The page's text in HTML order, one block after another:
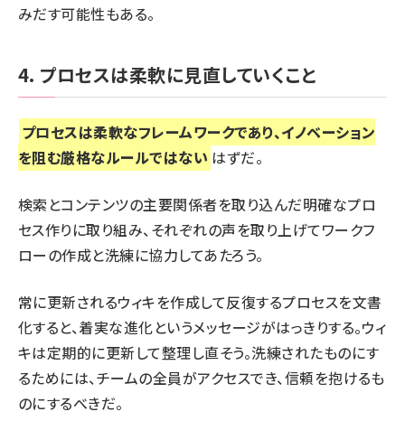
みだす可能性もある。
4. プロセスは柔軟に見直していくこと
プロセスは柔軟なフレームワークであり、イノベーション
を阻む厳格なルールではない はずだ。
検索とコンテンツの主要関係者を取り込んだ明確なプロ
セス作りに取り組み、それぞれの声を取り上げてワークフ
ローの作成と洗練に協力してあたろう。
常に更新されるウィキを作成して反復するプロセスを文書
化すると、着実な進化というメッセージがはっきりする。ウィ
キは定期的に更新して整理し直そう。洗練されたものにす
るためには、チームの全員がアクセスでき、信頼を抱けるも
のにするべきだ。